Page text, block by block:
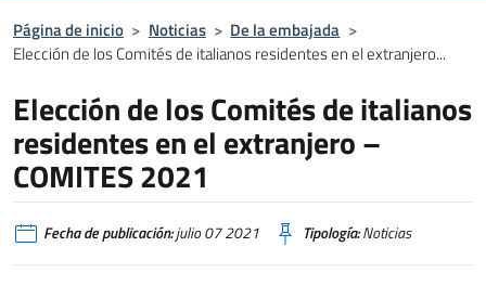
Página de inicio > Noticias > De la embajada >
Elección de los Comités de italianos residentes en el extranjero...
Elección de los Comités de italianos
residentes en el extranjero –
COMITES 2021
Fecha de publicación:julio 07 2021 Tipología:Noticias